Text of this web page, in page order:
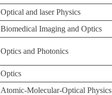
Optical and laser Physics
Biomedical Imaging and Optics
Optics and Photonics
Optics
Atomic-Molecular-Optical Physics